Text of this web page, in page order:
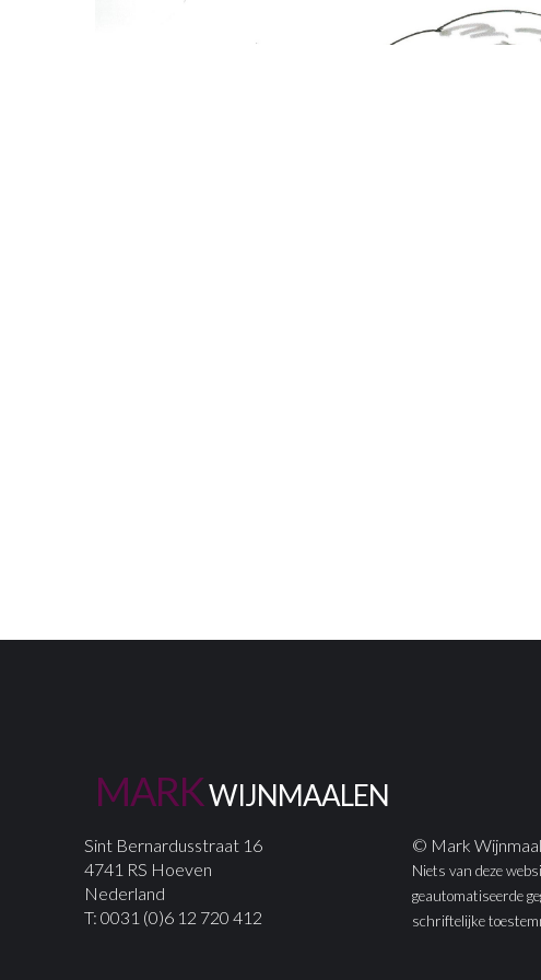
MARKWIJNMAALEN
Sint Bernardusstraat 16
4741 RS Hoeven
Nederland
T: 0031 (0)6 12 720 412
© Mark
Niets van deze
geautomatiseerde
schriftelijke